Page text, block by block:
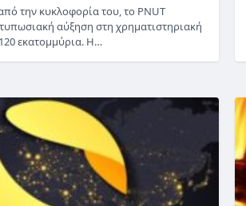
την κυκλοφορία του, το PNUT
αύξηση στη χρηματιστηριακή
εκατομμύρια. Η…